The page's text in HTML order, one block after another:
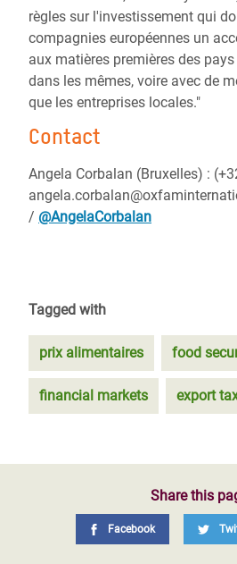
règles sur l'investissement qui
compagnies européennes un
aux matières premières des
dans les mêmes, voire avec de
que les entreprises locales."
Contact
Angela Corbalan (Bruxelles) :
/ @AngelaCorbalan
Tagged with
prix alimentaires food
financial markets export
Share this
Facebook